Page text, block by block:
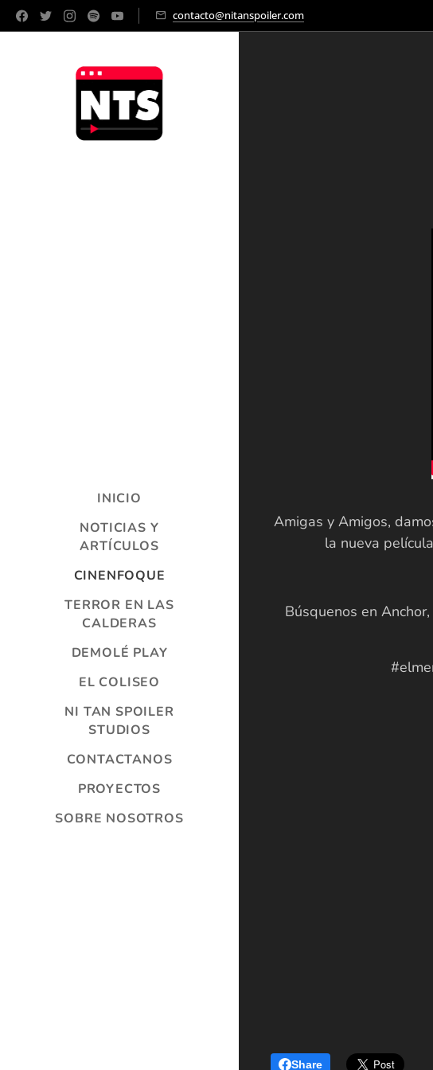
contacto@nitanspoiler.com
INICIO
NOTICIAS Y
ARTÍCULOS
CINENFOQUE
TERROR EN LAS
CALDERAS
DEMOLÉ PLAY
EL COLISEO
NI TAN SPOILER
STUDIOS
CONTACTANOS
PROYECTOS
SOBRE NOSOTROS
Amigas y Amigos,
la nueva
Búsquenos en
Share